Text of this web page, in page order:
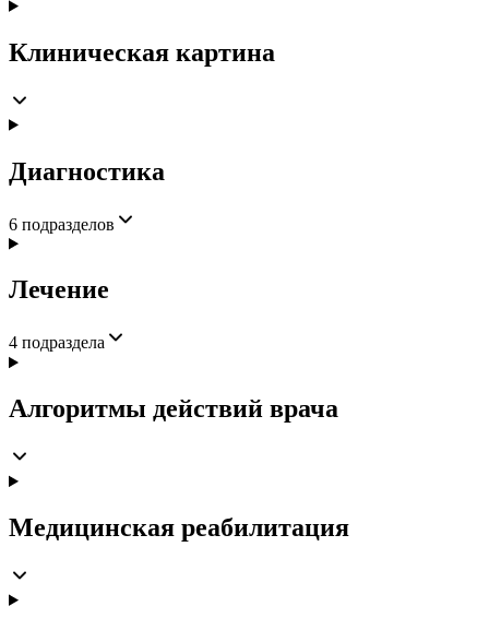
Клиническая картина
Диагностика
6 подразделов
Лечение
4 подраздела
Алгоритмы действий врача
Медицинская реабилитация